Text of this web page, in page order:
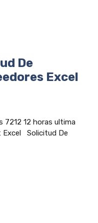
De
Excel
7212 12 horas ultima
Excel Solicitud De